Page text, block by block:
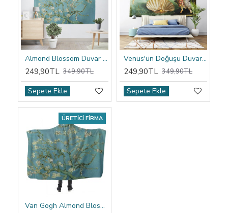
Almond Blossom Duvar Örtüsü
249,90TL 349,90TL
Sepete Ekle
Venüs'ün Doğuşu Duvar Örtüsü
249,90TL 349,90TL
Sepete Ekle
ÜRETICI FIRMA
Van Gogh Almond Blossom Kapşonlu Battaniye